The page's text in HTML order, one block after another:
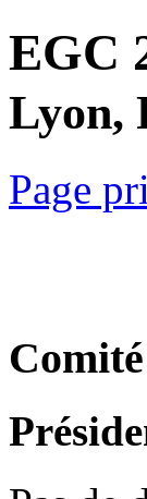
EGC
Lyon,
Page